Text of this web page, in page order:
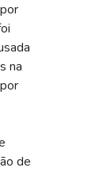
na
de